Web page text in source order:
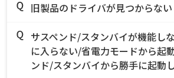
旧製品のドライバが見つからない
サスペンド/スタンバイが機能し
に入らない/省電力モードから起
ンド/スタンバイから勝手に起動